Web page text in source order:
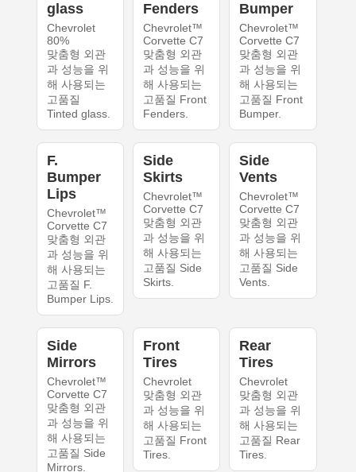
glass
Chevrolet
80%
맞춤형 외관
과 성능을 위
해 사용되는
고품질
Tinted glass.
Fenders
Chevrolet™
Corvette C7
맞춤형 외관
과 성능을 위
해 사용되는
고품질 Front
Fenders.
Bumper
Chevrolet™
Corvette C7
맞춤형 외관
과 성능을 위
해 사용되는
고품질 Front
Bumper.
F.
Bumper
Lips
Chevrolet™
Corvette C7
맞춤형 외관
과 성능을 위
해 사용되는
고품질 F.
Bumper Lips.
Side
Skirts
Chevrolet™
Corvette C7
맞춤형 외관
과 성능을 위
해 사용되는
고품질 Side
Skirts.
Side
Vents
Chevrolet™
Corvette C7
맞춤형 외관
과 성능을 위
해 사용되는
고품질 Side
Vents.
Side
Mirrors
Chevrolet™
Corvette C7
맞춤형 외관
과 성능을 위
해 사용되는
고품질 Side
Mirrors.
Front
Tires
Chevrolet
맞춤형 외관
과 성능을 위
해 사용되는
고품질 Front
Tires.
Rear
Tires
Chevrolet
맞춤형 외관
과 성능을 위
해 사용되는
고품질 Rear
Tires.